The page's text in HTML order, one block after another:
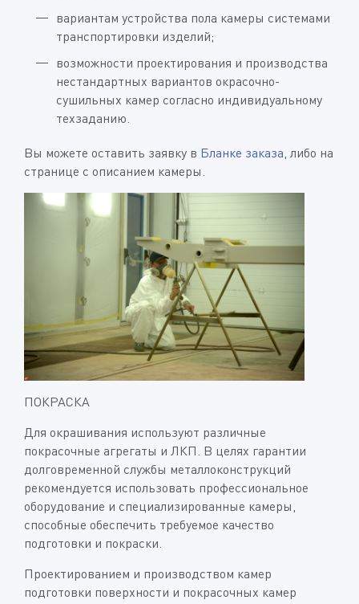
вариантам устройства пола камеры системами
транспортировки изделий;
возможности проектирования и производства
нестандартных вариантов окрасочно-
сушильных камер согласно индивидуальному
техзаданию.
Вы можете оставить заявку в Бланке заказа , либо на
странице с описанием камеры.
ПОКРАСКА
Для окрашивания используют различные
покрасочные агрегаты и ЛКП. В целях гарантии
долговременной службы металлоконструкций
рекомендуется использовать профессиональное
оборудование и специализированные камеры,
способные обеспечить требуемое качество
подготовки и покраски.
Проектированием и производством камер
подготовки поверхности и покрасочных камер